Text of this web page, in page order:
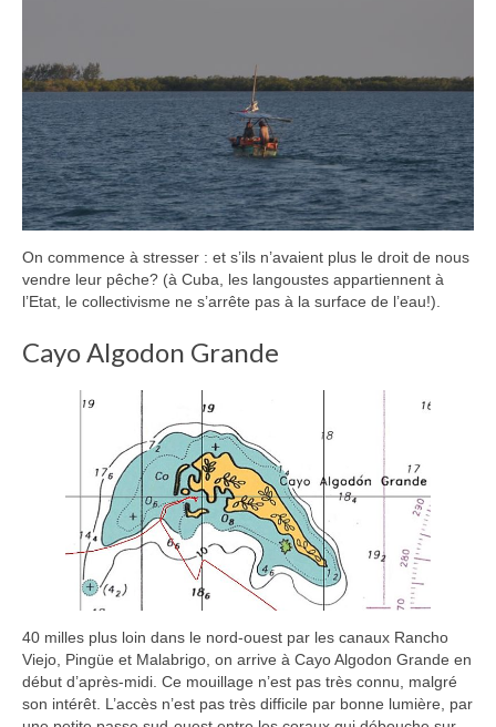
On commence à stresser : et s’ils n’avaient plus le droit de nous
vendre leur pêche? (à Cuba, les langoustes appartiennent à
l’Etat, le collectivisme ne s’arrête pas à la surface de l’eau!).
Cayo Algodon Grande
40 milles plus loin dans le nord-ouest par les canaux Rancho
Viejo, Pingüe et Malabrigo, on arrive à Cayo Algodon Grande en
début d’après-midi. Ce mouillage n’est pas très connu, malgré
son intérêt. L’accès n’est pas très difficile par bonne lumière, par